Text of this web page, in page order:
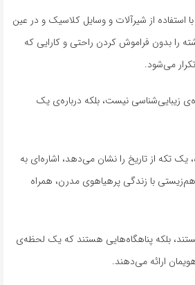
استفاده از شیرآلات و وسایل کلاسیک و در عین
را بدون فراموش کردن راحتی و کارایی که
می‌شود.
زیبایی‌شناسی نیست، بلکه درباره‌ی یک
یک تکه از تاریخ را نشان می‌دهد، اشاره‌ای به
با زندگی پرهیاهوی مدرن، همراه
بلکه پناهگاه‌هایی هستند که یک لحظه‌ی
ارائه می‌دهند.